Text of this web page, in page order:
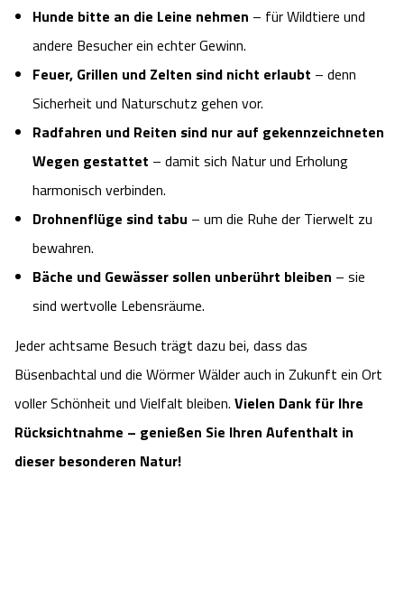
Hunde bitte an die Leine nehmen – für Wildtiere und
andere Besucher ein echter Gewinn.
Feuer, Grillen und Zelten sind nicht erlaubt – denn
Sicherheit und Naturschutz gehen vor.
Radfahren und Reiten sind nur auf gekennzeichneten
Wegen gestattet – damit sich Natur und Erholung
harmonisch verbinden.
Drohnenflüge sind tabu – um die Ruhe der Tierwelt zu
bewahren.
Bäche und Gewässer sollen unberührt bleiben – sie
sind wertvolle Lebensräume.
Jeder achtsame Besuch trägt dazu bei, dass das
Büsenbachtal und die Wörmer Wälder auch in Zukunft ein Ort
voller Schönheit und Vielfalt bleiben. Vielen Dank für Ihre
Rücksichtnahme – genießen Sie Ihren Aufenthalt in
dieser besonderen Natur!